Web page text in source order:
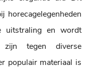
uitstraling en wordt
tegen diverse
populair materiaal is